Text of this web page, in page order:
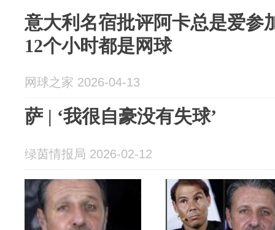
意大利名宿批评阿卡总是爱参
12个小时都是网球
网球之家 2026-04-13
萨 | ‘我很自豪没有失球’
绿茵情报局 2026-02-12